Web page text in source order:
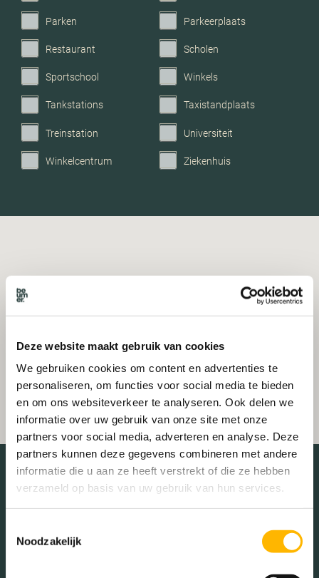
Deze website maakt gebruik van cookies
We gebruiken cookies om content en advertenties te
personaliseren, om functies voor social media te bieden
en om ons websiteverkeer te analyseren. Ook delen we
informatie over uw gebruik van onze site met onze
partners voor social media, adverteren en analyse. Deze
partners kunnen deze gegevens combineren met andere
informatie die u aan ze heeft verstrekt of die ze hebben
verzameld op basis van uw gebruik van hun services.
Noodzakelijk
Parken Parkeerplaats
Restaurant Scholen
Sportschool Winkels
Tankstations Taxistandplaats
Treinstation Universiteit
Winkelcentrum Ziekenhuis
De buurt